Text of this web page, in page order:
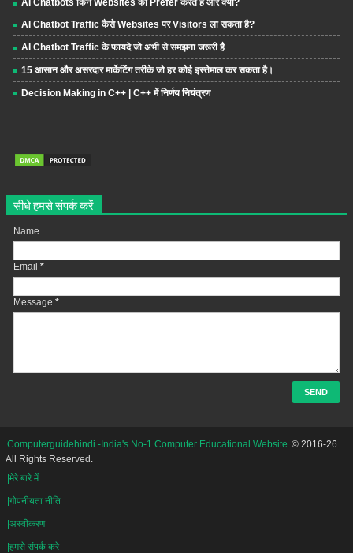
AI Chatbot Traffic कैसे Websites पर Visitors ला सकता है?
AI Chatbot Traffic के फायदे जो अभी से समझना जरूरी है
15 आसान और असरदार मार्केटिंग तरीके जो हर कोई इस्तेमाल कर सकता है।
Decision Making in C++ | C++ में निर्णय नियंत्रण
सीधे हमसे संपर्क करें
Name
Email *
Message *
Computerguidehindi -India's No-1 Computer Educational Website © 2016-26.
All Rights Reserved.
|मेरे बारे में
|गोपनीयता नीति
|अस्वीकरण
|हमसे संपर्क करे